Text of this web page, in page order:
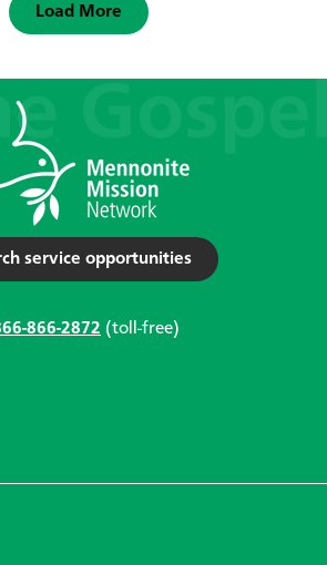
Load More
service opportunities
866-2872 (toll-free)